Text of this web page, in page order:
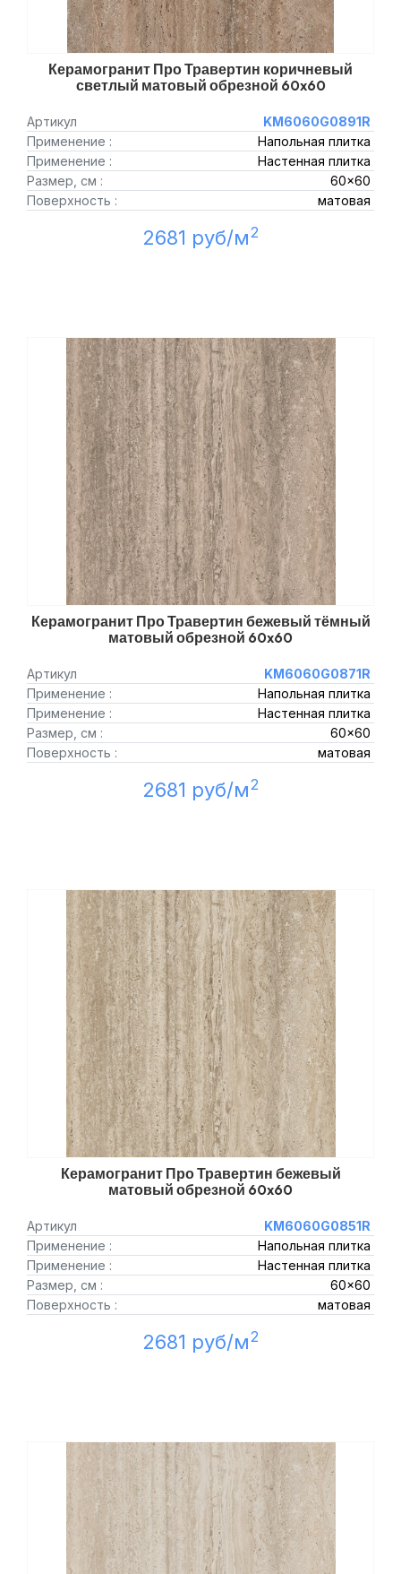
Керамогранит Про Травертин коричневый
светлый матовый обрезной 60x60
Артикул
KM6060G0891R
Применение :
Напольная плитка
Применение :
Настенная плитка
Размер, см :
60x60
Поверхность :
матовая
2681 руб/м2
Керамогранит Про Травертин бежевый тёмный
матовый обрезной 60x60
Артикул
KM6060G0871R
Применение :
Напольная плитка
Применение :
Настенная плитка
Размер, см :
60x60
Поверхность :
матовая
2681 руб/м2
Керамогранит Про Травертин бежевый
матовый обрезной 60x60
Артикул
KM6060G0851R
Применение :
Напольная плитка
Применение :
Настенная плитка
Размер, см :
60x60
Поверхность :
матовая
2681 руб/м2